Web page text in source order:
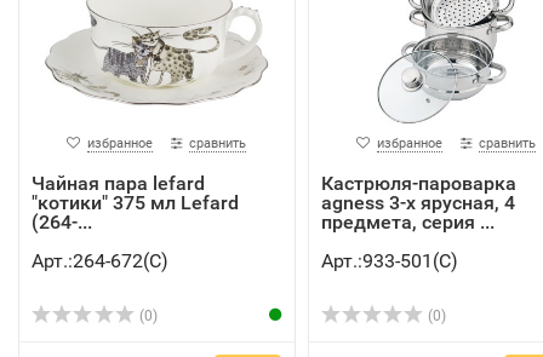
избранное сравнить
Чайная пара lefard
"котики" 375 мл Lefard
(264-...
Арт.:264-672(C)
(0)
избранное сравнить
Кастрюля-пароварка
agness 3-х ярусная, 4
предмета, серия ...
Арт.:933-501(C)
(0)